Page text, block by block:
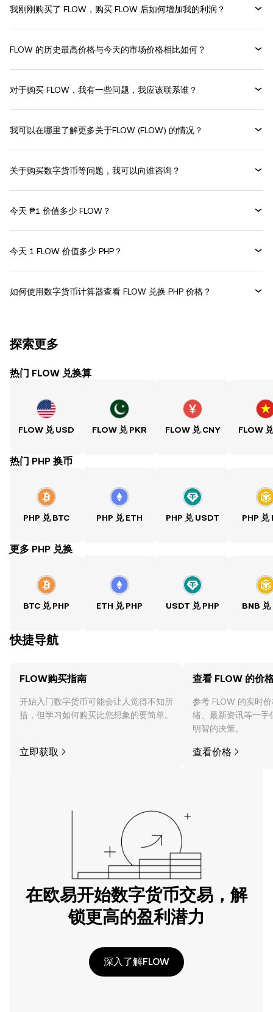
我刚刚购买了 FLOW，购买 FLOW 后如何增加我的利润？
FLOW 的历史最高价格与今天的市场价格相比如何？
对于购买 FLOW，我有一些问题，我应该联系谁？
我可以在哪里了解更多关于FLOW (FLOW) 的情况？
关于购买数字货币等问题，我可以向谁咨询？
今天 ₱1 价值多少 FLOW？
今天 1 FLOW 价值多少 PHP？
如何使用数字货币计算器查看 FLOW 兑换 PHP 价格？
探索更多
热门 FLOW 兑换算
FLOW 兑 USD FLOW 兑 PKR FLOW 兑 CNY FLOW
热门 PHP 换币
PHP 兑 BTC PHP 兑 ETH PHP 兑 USDT PHP 兑
ִִִִִִִִִִִִִִִִִִִִִִִִִִִִִִִִִִִִִִִִִִִִִִִִ更多 PHP 兑换
BTC 兑 PHP ETH 兑 PHP USDT 兑 PHP BNB 兑
快捷导航
FLOW购买指南
开始入门数字货币可能会让人觉得不知所
措，但学习如何购买比您想象的要简单。
立即获取
查看 FLOW 的价
参考 FLOW 的实时
绪、最新资讯等一手
明智的决策。
查看价格
在欧易开始数字货币交易，解
锁更高的盈利潜力
深入了解FLOW